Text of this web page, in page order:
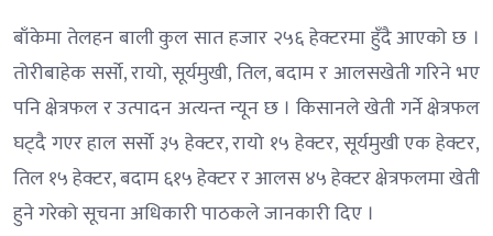
बाँकेमा तेलहन बाली कुल सात हजार २५६ हेक्टरमा हुँदै आएको छ ।
तोरीबाहेक सर्सो, रायो, सूर्यमुखी, तिल, बदाम र आलसखेती गरिने भए
पनि क्षेत्रफल र उत्पादन अत्यन्त न्यून छ । किसानले खेती गर्ने क्षेत्रफल
घट्दै गएर हाल सर्सो ३५ हेक्टर, रायो १५ हेक्टर, सूर्यमुखी एक हेक्टर,
तिल १५ हेक्टर, बदाम ६१५ हेक्टर र आलस ४५ हेक्टर क्षेत्रफलमा खेती
हुने गरेको सूचना अधिकारी पाठकले जानकारी दिए ।